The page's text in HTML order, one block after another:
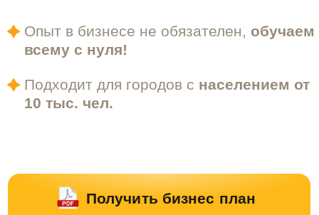
Подходит для городов снаселением от
10 тыс. чел.
Открыто 85 филиалов